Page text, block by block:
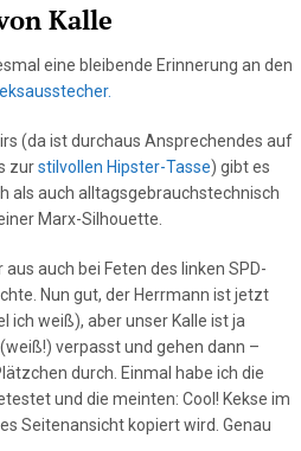
Kalle
eine bleibende Erinnerung an den
(da ist durchaus Ansprechendes auf
zurstilvollen Hipster-Tasse) gibt es
als auch alltagsgebrauchstechnisch
Marx-Silhouette.
auch bei Feten des linken SPD-
Nun gut, der Herrmann ist jetzt
ich weiß), aber unser Kalle ist ja
verpasst und gehen dann –
durch. Einmal habe ich die
und die meinten: Cool! Kekse im
Seitenansicht kopiert wird. Genau